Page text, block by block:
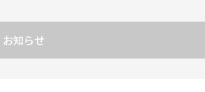
お知らせ